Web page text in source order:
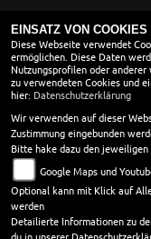
Montag:
Dienstag:
Mittwoch:
Donnerstag:
Freitag:
Samstag:
Sonntag:
Werkstatt
Montag - Donnerstag
Freitag 8.30 - 17.00
EINSATZ VON COOKIES
Diese Webseite verwendet
ermöglichen. Diese Daten
Nutzungsprofilen oder
zu verwendeten Cookies und
hier: Datenschutzerklärung
Wir verwenden auf dieser
Zustimmung eingebunden
Bitte hake dazu den
Google Maps und
Optional kann mit Klick auf
werden
Detailierte Informationen zu